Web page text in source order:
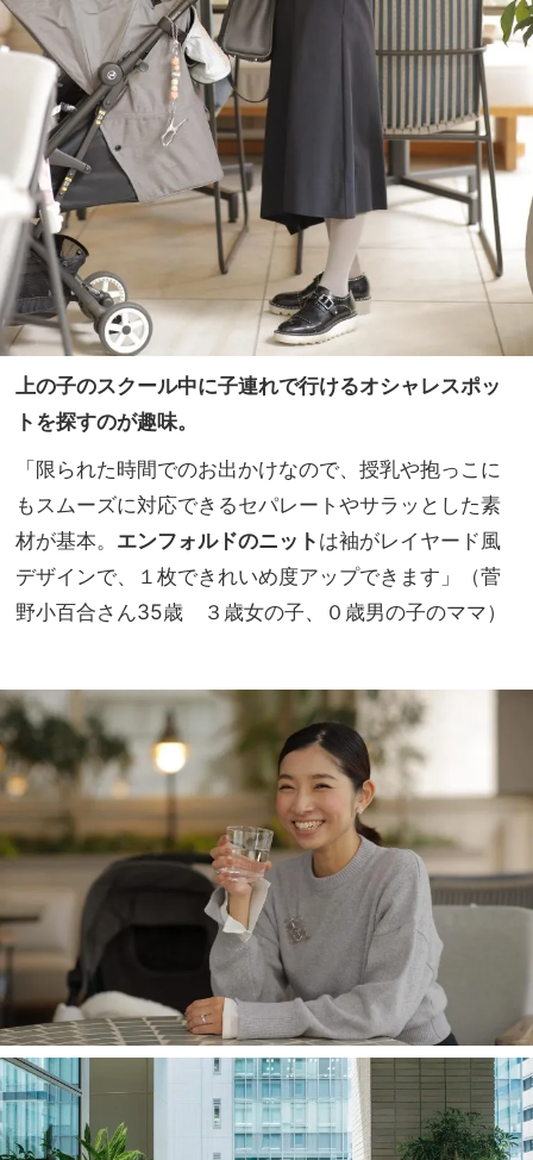
上の子のスクール中に子連れで行けるオシャレスポッ
トを探すのが趣味。
「限られた時間でのお出かけなので、授乳や抱っこに
もスムーズに対応できるセパレートやサラッとした素
材が基本。 エンフォルドのニットは袖がレイヤード風
デザインで、１枚できれいめ度アップできます」（菅
野小百合さん35歳 ３歳女の子、０歳男の子のママ）